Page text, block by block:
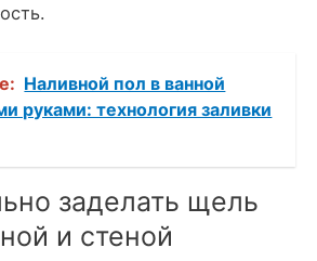
Наливной пол в ванной
руками: технология заливки
заделать щель
и стеной